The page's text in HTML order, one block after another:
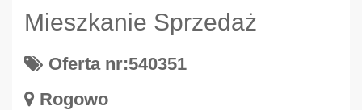
Mieszkanie Sprzedaż
Oferta nr:540351
Rogowo